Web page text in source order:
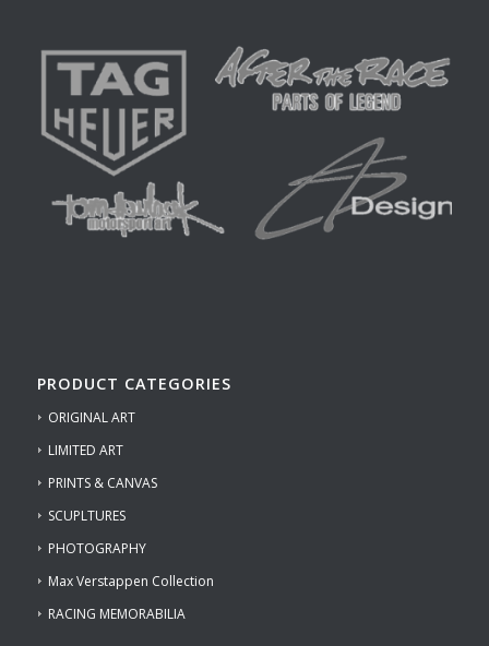
PRODUCT CATEGORIES
ORIGINAL ART
LIMITED ART
PRINTS & CANVAS
SCUPLTURES
PHOTOGRAPHY
Max Verstappen Collection
RACING MEMORABILIA